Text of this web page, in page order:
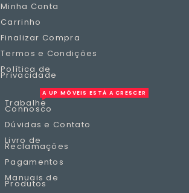
Minha Conta
Carrinho
Finalizar Compra
Termos e Condições
Política de
Privacidade
Trabalhe
Connosco
A UP MÓVEIS ESTÁ A CRESCER
Dúvidas e Contato
Livro de
Reclamações
Pagamentos
Manuais de
Produtos